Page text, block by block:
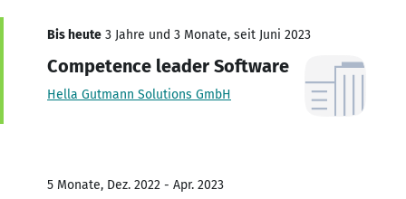
Bis heute 3 Jahre und 3 Monate, seit Juni 2023
Competence leader Software
Hella Gutmann Solutions GmbH
5 Monate, Dez. 2022 - Apr. 2023